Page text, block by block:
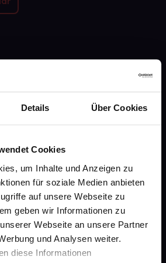
Details Über Cookies
Cookies
um Inhalte und Anzeigen zu
für soziale Medien anbieten
auf unsere Webseite zu
geben wir Informationen zu
Webseite an unsere Partner
und Analysen weiter.
diese Informationen